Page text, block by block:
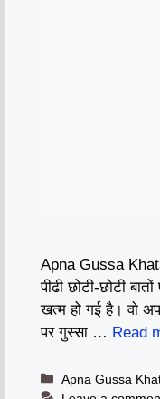
Apna Gussa
पीढी छोटी-छोटी
खत्म हो गई है। वो
पर गुस्सा … Read
Categories
Apna Gussa